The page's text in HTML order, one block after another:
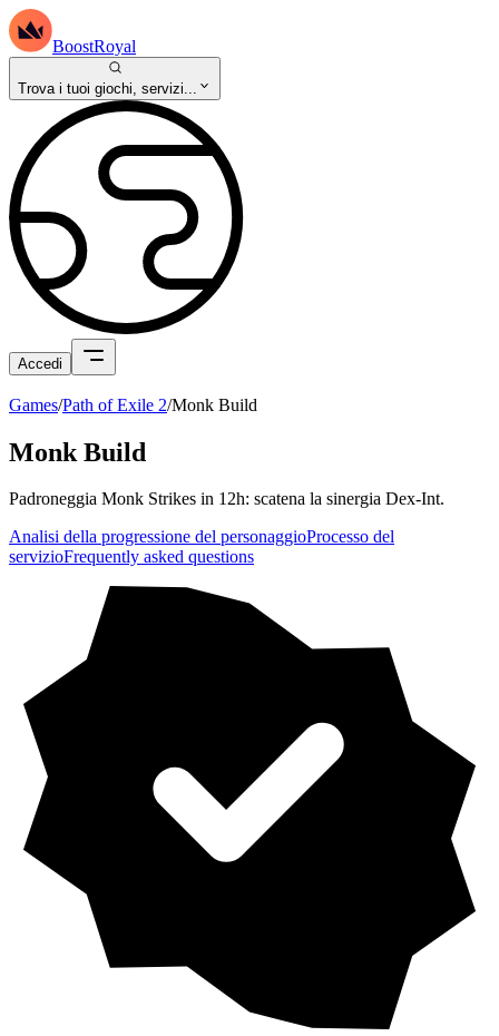
BoostRoyal
Trova i tuoi giochi, servizi...
Accedi
Games/Path of Exile 2/Monk Build
Monk Build
Padroneggia Monk Strikes in 12h: scatena la sinergia Dex-Int.
Analisi della progressione del personaggioProcesso del
servizioFrequently asked questions